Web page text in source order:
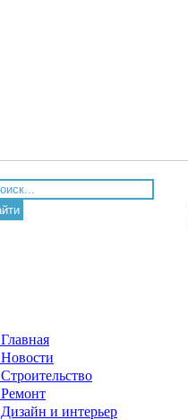
Главная
Новости
Строительство
Ремонт
Дизайн и интерьер